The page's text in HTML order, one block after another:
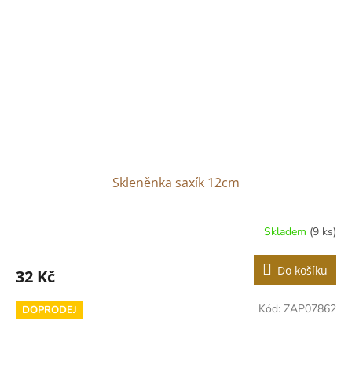
Skleněnka saxík 12cm
Skladem (9 ks)
32 Kč Do košíku
DOPRODEJ Kód: ZAP07862